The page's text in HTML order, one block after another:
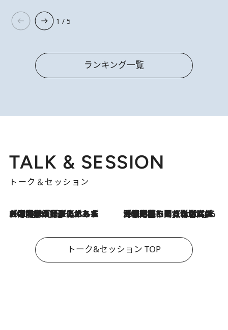
1 / 5
ランキング一覧
TALK & SESSION
トーク＆セッション
2026.8.3
「今後値上げがあるとすれば…」「リスクがあるのは今年の冬」エネルギー専門家が語る、ホルムズ海峡封鎖が家庭にもたらす“ある心配” 2026.8.3
「住宅建てられない…」「サーチャージ料の高値が続いている」ホルムズ海峡封鎖による影響はいつまで続く？《エネルギー専門家に聞く“どうなる日本の暮らし”》
トーク&セッション TOP